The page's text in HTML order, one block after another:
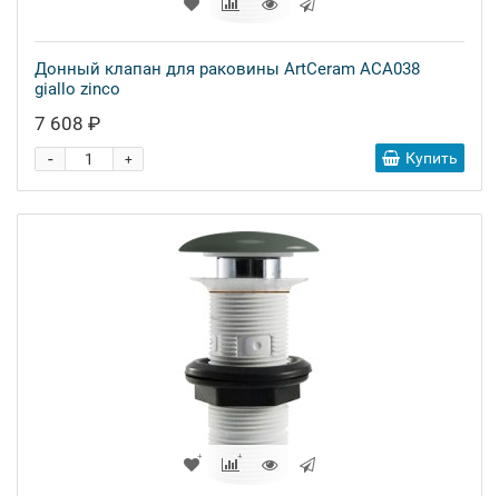
Донный клапан для раковины ArtCeram ACA038
giallo zinco
7 608 ₽
+
- Купить